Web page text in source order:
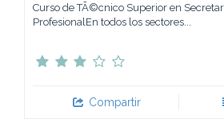
Curso de TÃ©cnico Superior en
ProfesionalEn todos los sectores...
Compartir